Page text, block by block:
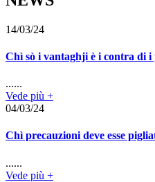
14/03/24
Chì sò i vantaghji è i contra di i
......
Vede più +
04/03/24
Chì precauzioni deve esse
......
Vede più +